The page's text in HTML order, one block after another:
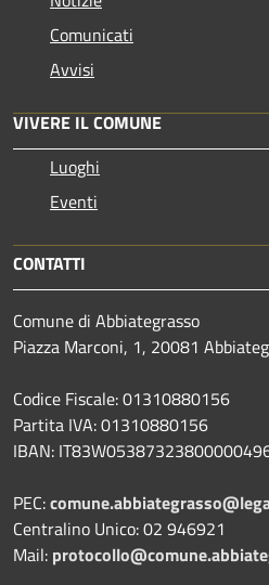
Comunicati
Avvisi
VIVERE IL COMUNE
Luoghi
Eventi
CONTATTI
Comune di Abbiategrasso
Piazza Marconi, 1, 20081
Codice Fiscale: 01310880156
Partita IVA: 01310880156
IBAN:
PEC:
Centralino Unico: 02 946921
Mail: